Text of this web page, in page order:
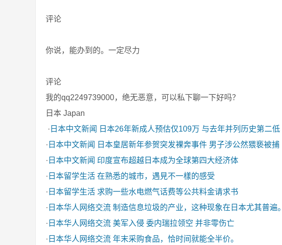
评论
你说，能办到的。一定尽力
评论
我的qq2249739000，绝无恶意，可以私下聊一下好吗？
日本 Japan
· 日本中文新闻
日本26年新成人预估仅109万 与去年并列历史第二低
· 日本中文新闻
日本皇居新年参贺突发裸奔事件 男子涉公然猥亵被捕
· 日本中文新闻 印度宣布超越日本成为全球第四大经济体
· 日本留学生活 在熟悉的城市，遇見不一樣的感受
· 日本留学生活 求购一些水电燃气话费等公共料金请求书
· 日本华人网络交流 制造信息垃圾的产业，这种现象在日本尤其普遍。
· 日本华人网络交流 美军入侵 委内瑞拉领空 并非零伤亡
· 日本华人网络交流 年末采购食品，恰时间就能全半价。